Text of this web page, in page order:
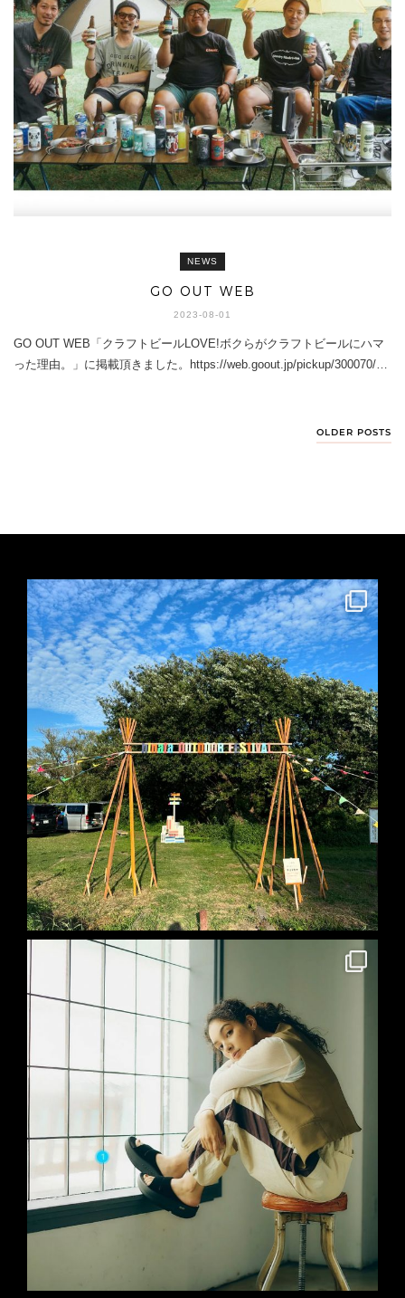
NEWS
GO OUT WEB
2023-08-01
GO OUT WEB「クラフトビールLOVE!ボクらがクラフトビールにハマ
った理由。」に掲載頂きました。https://web.goout.jp/pickup/300070/…
OLDER POSTS